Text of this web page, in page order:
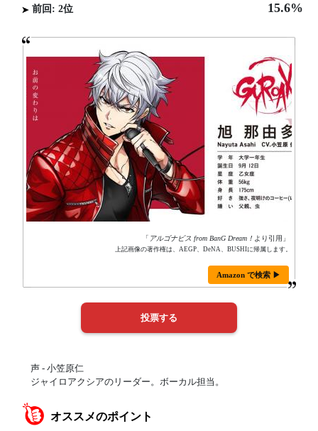
前回: 2位 15.6%
「 アルゴナビス from BanG Dream！ より引用」
上記画像の著作権は、AEGP、DeNA、BUSHIに帰属します。
Amazon で検索 ▶
声 - 小笠原仁
ジャイロアクシアのリーダー。ボーカル担当。
オススメのポイント